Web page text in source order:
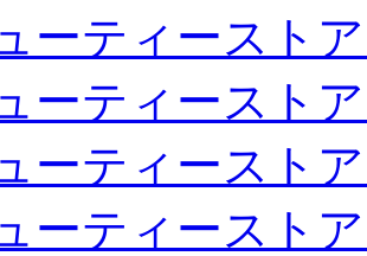
ーティースト
ーティースト
ーティースト
ーティースト